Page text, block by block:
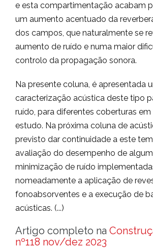
e esta compartimentação acabam
um aumento acentuado da
dos campos, que naturalmente se
aumento de ruído e numa maior
controlo da propagação sonora.
Na presente coluna, é apresentada
caracterização acústica deste tipo
ruído, para diferentes coberturas
estudo. Na próxima coluna de
previsto dar continuidade a este
avaliação do desempenho de
minimização de ruído
nomeadamente a aplicação de
fonoabsorventes e a execução de
acústicas. (...)
Artigo completo na
nº118 nov/dez 2023